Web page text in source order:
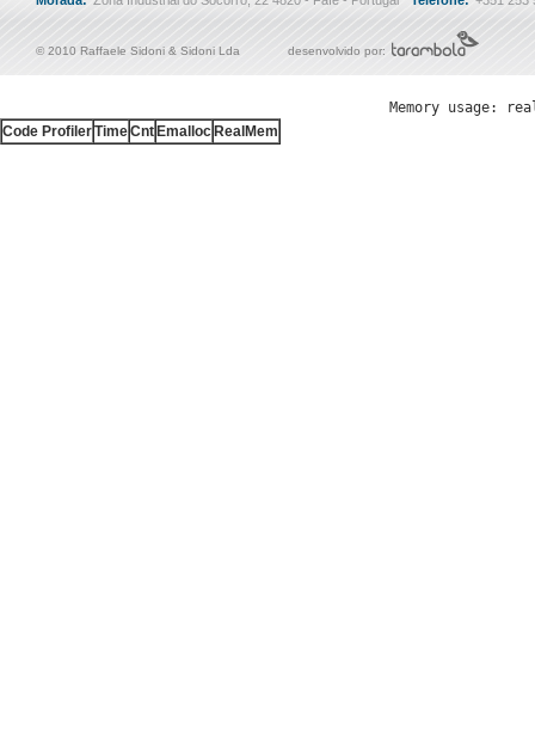
© 2010 Raffaele Sidoni & Sidoni Lda desenvolvido por:
Memory usage:
Code ProfilerTimeCntEmallocRealMem